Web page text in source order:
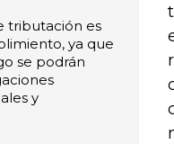
tributación es
ya que
se podrán
y